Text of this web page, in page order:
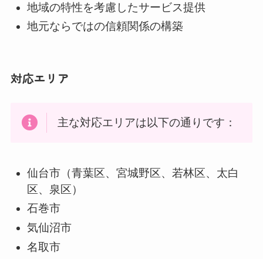
地域の特性を考慮したサービス提供
地元ならではの信頼関係の構築
対応エリア
主な対応エリアは以下の通りです：
仙台市（青葉区、宮城野区、若林区、太白
区、泉区）
石巻市
気仙沼市
名取市